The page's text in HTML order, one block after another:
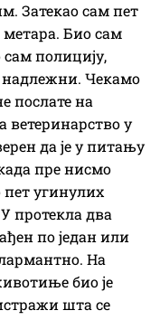
Затекао сам пет
Био сам
полицију,
надлежни. Чекамо
послате на
ветеринарство у
да је у питању
пре нисмо
угинулих
протекла два
по један или
На
био је
шта се